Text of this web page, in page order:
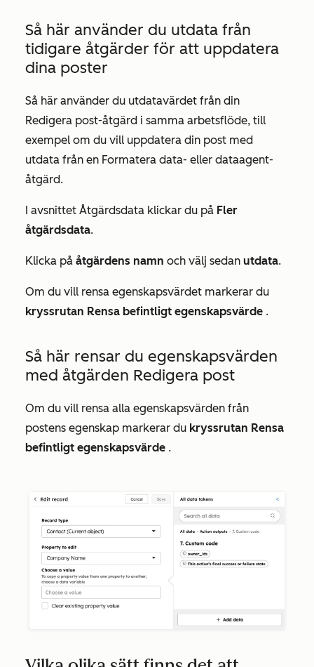
Så här använder du utdata från
tidigare åtgärder för att uppdatera
dina poster
Så här använder du utdatavärdet från din
Redigera post-åtgärd i samma arbetsflöde, till
exempel om du vill uppdatera din post med
utdata från en Formatera data- eller dataagent-
åtgärd.
I avsnittet Åtgärdsdata klickar du på Fler
åtgärdsdata.
Klicka på åtgärdens namn och välj sedan utdata.
Om du vill rensa egenskapsvärdet markerar du
kryssrutan Rensa befintligt egenskapsvärde .
Så här rensar du egenskapsvärden
med åtgärden Redigera post
Om du vill rensa alla egenskapsvärden från
postens egenskap markerar du kryssrutan Rensa
befintligt egenskapsvärde .